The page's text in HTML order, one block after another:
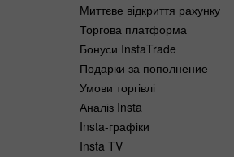
Миттєве відкриття рахунку
Торгова платформа
Бонуси InstaTrade
Подарки за пополнение
Умови торгівлі
Аналіз Insta
Insta-графіки
Insta TV